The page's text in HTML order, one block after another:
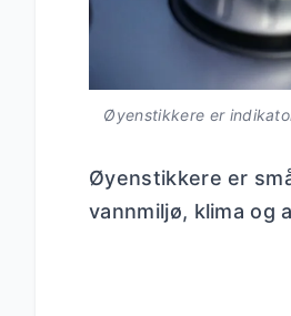
Øyenstikkere er
Øyenstikkere er
vannmiljø, klima og